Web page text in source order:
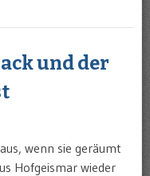
und der
wenn sie geräumt
Hofgeismar wieder